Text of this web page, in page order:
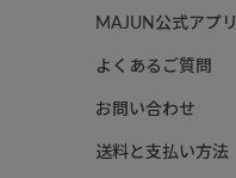
MAJUN公式アプリ
よくあるご質問
お問い合わせ
送料と支払い方法